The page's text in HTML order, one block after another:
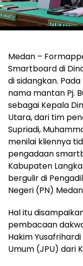
Medan –
Smartboard di
di sidangkan.
nama mantan Pj.
sebagai Kepala
Utara, dari tim
Supriadi,
menilai kliennya
pengadaan
Kabupaten
bergulir di
Negeri (PN)
Hal itu
pembacaan
Hakim
Umum (JPU) dari